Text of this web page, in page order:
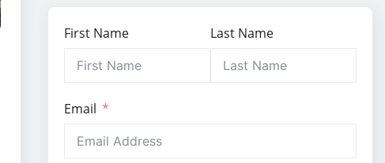
First Name Last Name
Email